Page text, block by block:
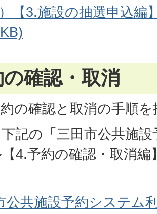
【3.施設の抽選申込編
確認・取消
の確認と取消の手順
記の「三田市公共施
4.予約の確認・取消
公共施設予約システム